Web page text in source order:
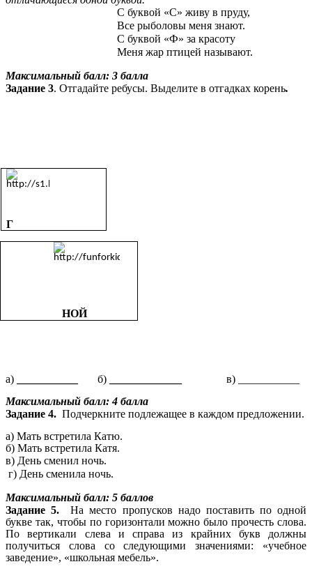
С буквой «С» живу в пруду,
Все рыболовы меня знают.
С буквой «Ф» за красоту
Меня жар птицей называют.
Максимальный балл: 3 балла
Задание 3. Отгадайте ребусы. Выделите в отгадках корень.
Г
НОЙ
а) б)
в) ___________
Максимальный балл: 4 балла
Задание 4. Подчеркните подлежащее в каждом предложении.
а) Мать встретила Катю.
б) Мать встретила Катя.
в) День сменил ночь.
г) День сменила ночь.
Максимальный балл: 5 баллов
Задание 5. На место пропусков надо поставить по одной
букве так, чтобы по горизонтали можно было прочесть слова.
По вертикали слева и справа из крайних букв должны
получиться слова со следующими значениями: «учебное
заведение», «школьная мебель».